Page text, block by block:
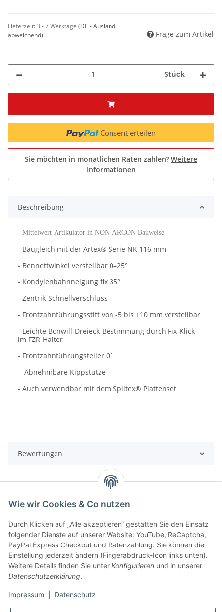
Lieferzeit:3 - 7 Werktage (DE - Ausland
abweichend)
Frage zum Artikel
Stück
Consent erteilen
Sie möchten in monatlichen Raten zahlen? Weitere
Informationen
Beschreibung
- Mittelwert-Artikulator in NON-ARCON Bauweise
- Baugleich mit der Artex® Serie NK 116 mm
- Bennettwinkel verstellbar 0–25°
- Kondylenbahnneigung fix 35°
- Zentrik-Schnellverschluss
- Frontzahnführungsstift von -5 bis +10 mm verstellbar
- Leichte Bonwill-Dreieck-Bestimmung durch Fix-Klick
im FZR-Halter
- Frontzahnführungsteller 0°
- Abnehmbare Kippstütze
- Auch verwendbar mit dem Splitex® Plattenset
Bewertungen
Rechtliche Hinweise
Wie wir Cookies & Co nutzen
Durch Klicken auf „Alle akzeptieren“ gestatten Sie den Einsatz
folgender Dienste auf unserer Website: YouTube, ReCaptcha,
PayPal Express Checkout und Ratenzahlung. Sie können die
Einstellung jederzeit ändern (Fingerabdruck-Icon links unten).
Weitere Details finden Sie unter Konfigurieren und in unserer
Datenschutzerklärung.
Impressum Datenschutz